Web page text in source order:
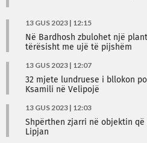
13 GUS 2023 | 12:15
Në Bardhosh zbulohet një
tërësisht me ujë të pijshëm
13 GUS 2023 | 12:07
32 mjete lundruese i bllokon
Ksamili në Velipojë
13 GUS 2023 | 12:03
Shpërthen zjarri në objektin që
Lipjan